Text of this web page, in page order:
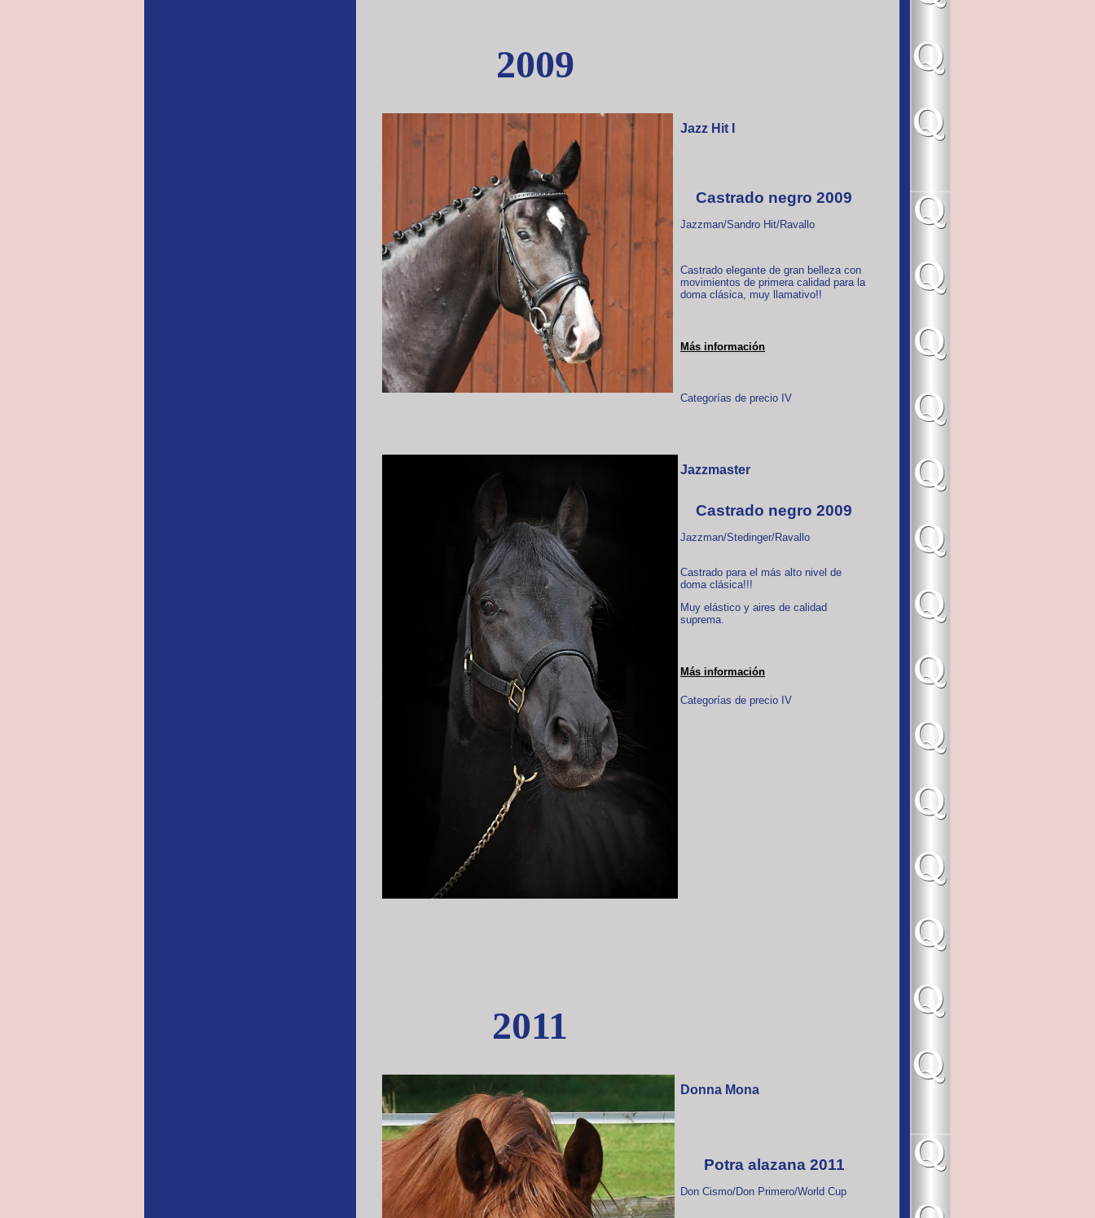
2009
Jazz Hit I
Castrado negro 2009
Jazzman/Sandro Hit/Ravallo
Castrado elegante de gran belleza con
movimientos de primera calidad para la
doma clásica, muy llamativo!!
Más información
Categorías de precio IV
Jazzmaster
Castrado negro 2009
Jazzman/Stedinger/Ravallo
Castrado para el más alto nivel de
doma clásica!!!
Muy elástico y aires de calidad
suprema.
Más información
Categorías de precio IV
2011
Donna Mona
Potra alazana 2011
Don Cismo/Don Primero/World Cup